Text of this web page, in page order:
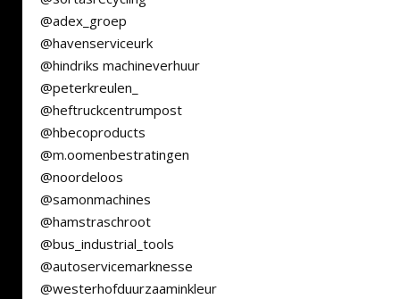
@adex_groep
@havenserviceurk
@hindriks machineverhuur
@peterkreulen_
@heftruckcentrumpost
@hbecoproducts
@m.oomenbestratingen
@noordeloos
@samonmachines
@hamstraschroot
@bus_industrial_tools
@autoservicemarknesse
@westerhofduurzaaminkleur